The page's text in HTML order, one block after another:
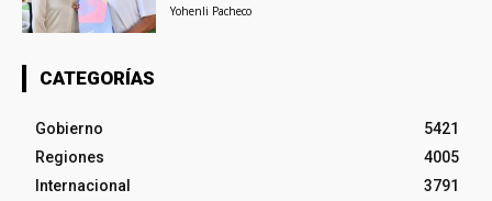
Yohenli Pacheco
CATEGORÍAS
Gobierno
5421
Regiones
4005
Internacional
3791